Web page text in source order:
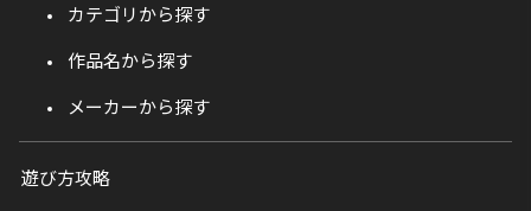
カテゴリから探す
作品名から探す
メーカーから探す
遊び方攻略